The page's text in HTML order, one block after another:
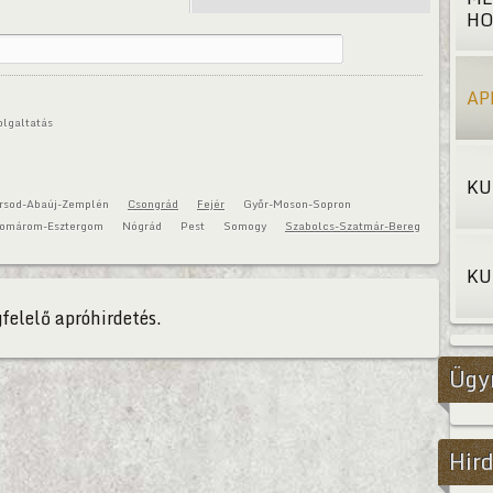
Abaúj-Zemplén Csongrád Fejér
Győr-Moson-Sopron
Esztergom
Nógrád Pest Somogy Szabolcs-Szatmár-Bereg
apróhirdetés.